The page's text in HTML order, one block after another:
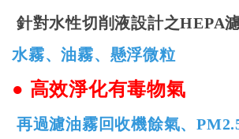
針對水性切削液設計之HEPA
水霧、油霧、懸浮微粒
● 高效淨化有毒物氣
再過濾油霧回收機餘氣、